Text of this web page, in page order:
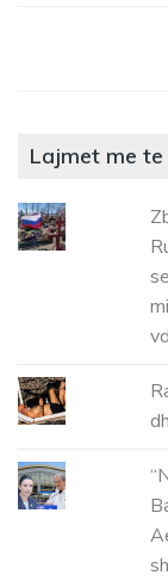
Lajmet me